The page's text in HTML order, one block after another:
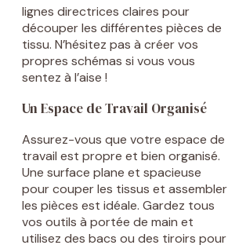
lignes directrices claires pour
découper les différentes pièces de
tissu. N’hésitez pas à créer vos
propres schémas si vous vous
sentez à l’aise !
Un Espace de Travail Organisé
Assurez-vous que votre espace de
travail est propre et bien organisé.
Une surface plane et spacieuse
pour couper les tissus et assembler
les pièces est idéale. Gardez tous
vos outils à portée de main et
utilisez des bacs ou des tiroirs pour